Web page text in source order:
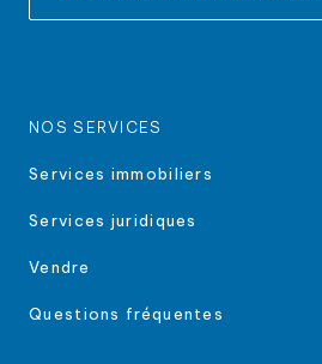
NOS SERVICES
Services immobiliers
Services juridiques
Vendre
Questions fréquentes